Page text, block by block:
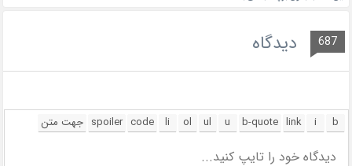
687 دیدگاه